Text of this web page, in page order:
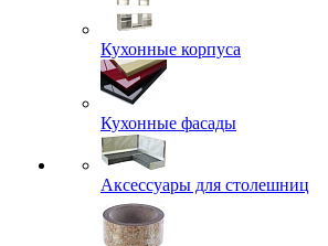
Кухонные корпуса
Кухонные фасады
Аксессуары для столешниц